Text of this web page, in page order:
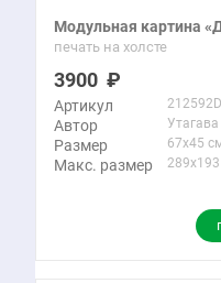
Модульная картина
печать на холсте
3900
Артикул 212592D
Автор
Размер 67x45
Макс. размер